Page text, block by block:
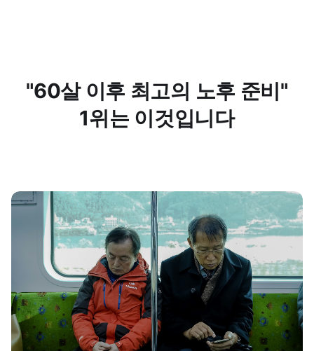
"60살 이후 최고의 노후 준비"
1위는 이것입니다